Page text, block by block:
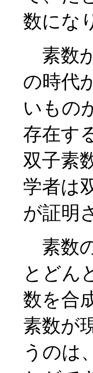
数にな
素数
の時代
いもの
存在す
双子素
学者は
が証明
素数
とどん
数を合
素数が
うのは